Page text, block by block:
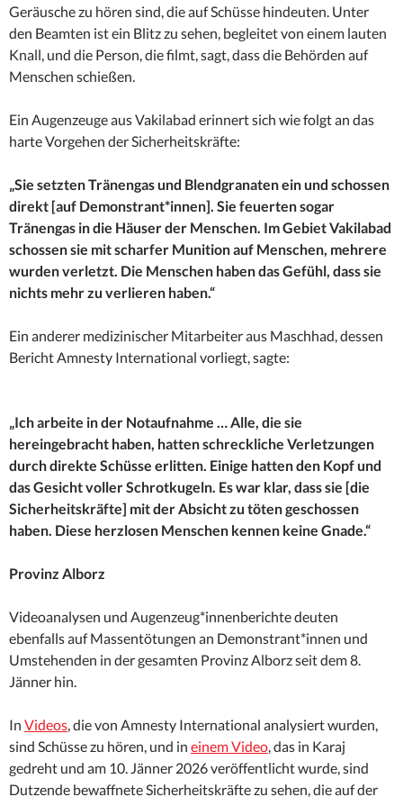
Geräusche zu hören sind, die auf Schüsse hindeuten. Unter
den Beamten ist ein Blitz zu sehen, begleitet von einem lauten
Knall, und die Person, die filmt, sagt, dass die Behörden auf
Menschen schießen.
Ein Augenzeuge aus Vakilabad erinnert sich wie folgt an das
harte Vorgehen der Sicherheitskräfte:
„Sie setzten Tränengas und Blendgranaten ein und schossen
direkt [auf Demonstrant*innen]. Sie feuerten sogar
Tränengas in die Häuser der Menschen. Im Gebiet Vakilabad
schossen sie mit scharfer Munition auf Menschen, mehrere
wurden verletzt. Die Menschen haben das Gefühl, dass sie
nichts mehr zu verlieren haben.“
Ein anderer medizinischer Mitarbeiter aus Maschhad, dessen
Bericht Amnesty International vorliegt, sagte:
„Ich arbeite in der Notaufnahme … Alle, die sie
hereingebracht haben, hatten schreckliche Verletzungen
durch direkte Schüsse erlitten. Einige hatten den Kopf und
das Gesicht voller Schrotkugeln. Es war klar, dass sie [die
Sicherheitskräfte] mit der Absicht zu töten geschossen
haben. Diese herzlosen Menschen kennen keine Gnade.“
Provinz Alborz
Videoanalysen und Augenzeug*innenberichte deuten
ebenfalls auf Massentötungen an Demonstrant*innen und
Umstehenden in der gesamten Provinz Alborz seit dem 8.
Jänner hin.
In Videos, die von Amnesty International analysiert wurden,
sind Schüsse zu hören, und in einem Video, das in Karaj
gedreht und am 10. Jänner 2026 veröffentlicht wurde, sind
Dutzende bewaffnete Sicherheitskräfte zu sehen, die auf der